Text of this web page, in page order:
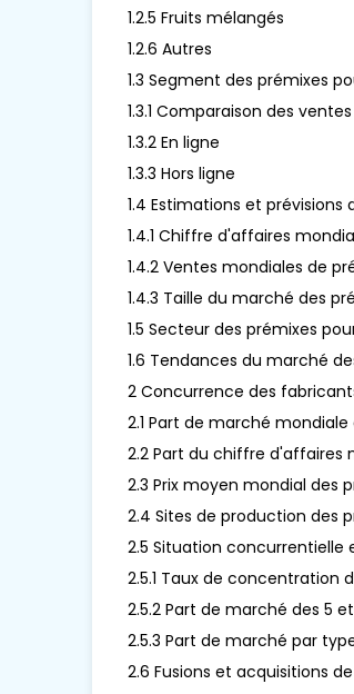
1.2.5 Fruits mélangés
1.2.6 Autres
1.3 Segment des prémixes
1.3.1 Comparaison des
1.3.2 En ligne
1.3.3 Hors ligne
1.4 Estimations et
1.4.1 Chiffre d'affaires
1.4.2 Ventes mondiales de
1.4.3 Taille du marché des
1.5 Secteur des prémixes
1.6 Tendances du marché
2 Concurrence des
2.1 Part de marché
2.2 Part du chiffre d'affaires
2.3 Prix moyen mondial des
2.4 Sites de production des
2.5 Situation
2.5.1 Taux de concentration
2.5.2 Part de marché des 5
2.5.3 Part de marché par
2.6 Fusions et acquisitions